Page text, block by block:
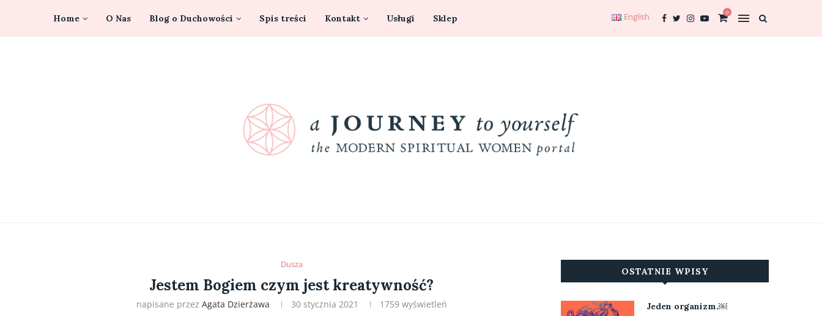
Home O Nas Blog o Duchowości Spis treści Kontakt Usługi Sklep
0
English
Dusza
Jestem Bogiem czym jest kreatywność?
napisane przez Agata Dzierżawa 30 stycznia 2021 1759wyświetleń
OSTATNIE WPISY
Jeden organizm.￼